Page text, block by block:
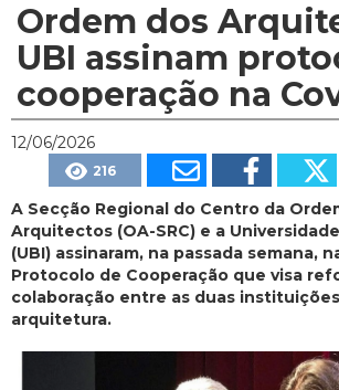
Ordem dos
UBI assinam
cooperação na
12/06/2026
216
A Secção Regional do Centro da
Arquitectos (OA-SRC) e a
(UBI) assinaram, na passada semana,
Protocolo de Cooperação que visa
colaboração entre as duas
arquitetura.